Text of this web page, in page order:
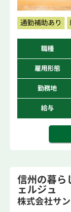
通勤補助あり
職種
雇用形態
勤務地
給与
信州の暮ら
ェルジュ
株式会社サ